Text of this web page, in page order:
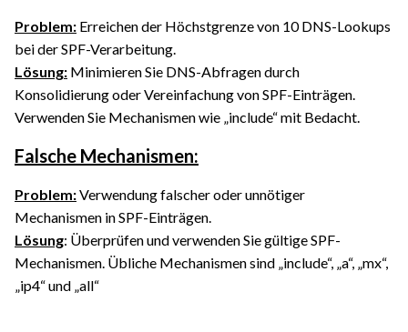
Problem: Erreichen der Höchstgrenze von 10 DNS-Lookups
bei der SPF-Verarbeitung.
Lösung: Minimieren Sie DNS-Abfragen durch
Konsolidierung oder Vereinfachung von SPF-Einträgen.
Verwenden Sie Mechanismen wie „include“ mit Bedacht.
Falsche Mechanismen:
Problem:Verwendung falscher oder unnötiger
Mechanismen in SPF-Einträgen.
Lösung: Überprüfen und verwenden Sie gültige SPF-
Mechanismen. Übliche Mechanismen sind „include“, „a“, „mx“,
„ip4“ und „all“